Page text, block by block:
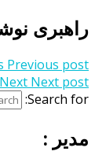
راهبری
Previous post:
Next Next post:
Search for:
مدیر :